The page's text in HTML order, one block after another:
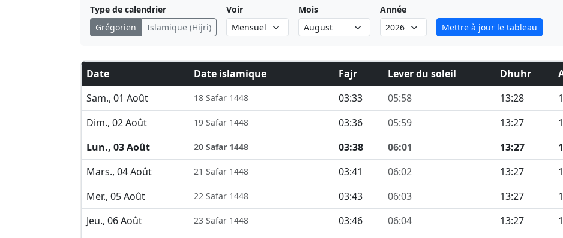
Type de calendrier
Grégorien
Islamique (Hijri)
Voir Mois
Année
Mettre à jour le tableau
Date Date islamique Fajr Lever du soleil Dhuhr
Sam., 01 Août
18 Safar 1448 03:33 05:58 13:28
Dim., 02 Août
19 Safar 1448 03:36 05:59 13:27
Lun., 03 Août
20 Safar 1448 03:38 06:01 13:27
Mars., 04 Août
21 Safar 1448 03:41 06:02 13:27
Mer., 05 Août
22 Safar 1448 03:43 06:03 13:27
Jeu., 06 Août
23 Safar 1448 03:46 06:04 13:27